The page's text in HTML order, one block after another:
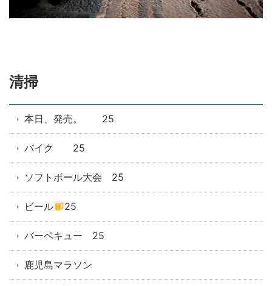
清掃
本日、発売。 25
バイク 25
ソフトボール大会 25
ビール 25
バーベキュー 25
鹿児島マラソン